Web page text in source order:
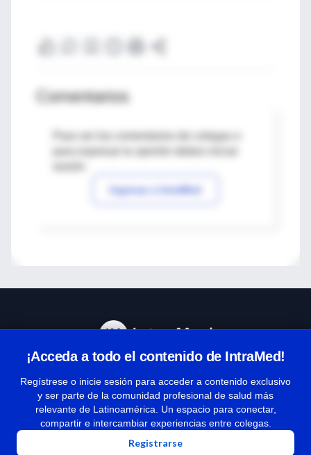
Comentarios
Para ver los comentarios de colegas o
Ingresar a IntraMed
¡Acceda a todo el contenido de IntraMed!
Regístrese o inicie sesión para acceder a contenido exclusivo
y ser parte de la comunidad profesional de salud más
relevante de Latinoamérica. Un espacio para conectar,
compartir e intercambiar experiencias entre colegas.
Registrarse
Términos y condiciones
| Políticas de privacidad
| Todos los derechos reservados | Copyright 1997-2026